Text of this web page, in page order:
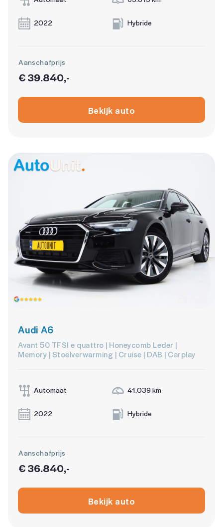
2022 Hybride
Aanschafprijs
€ 39.840,-
Bekijk auto
Audi A6
Avant 50 TFSI e quattro | Honeycomb Leder |
Memory | Stoelverwarming | Cruise | DAB | Carplay
Automaat 41.039 km
2022 Hybride
Aanschafprijs
€ 36.840,-
Bekijk auto